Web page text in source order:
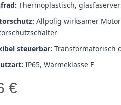
Thermoplastisch,
Allpolig wirksamer
steuerbar: Transformatorisch
IP65, Wärmeklasse F
€